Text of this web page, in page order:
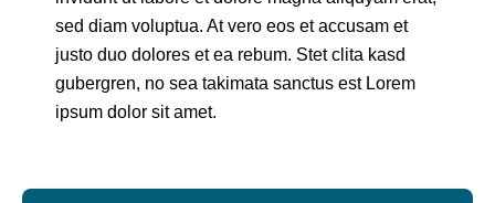
sed diam voluptua. At vero eos et accusam et
justo duo dolores et ea rebum. Stet clita kasd
gubergren, no sea takimata sanctus est Lorem
ipsum dolor sit amet.